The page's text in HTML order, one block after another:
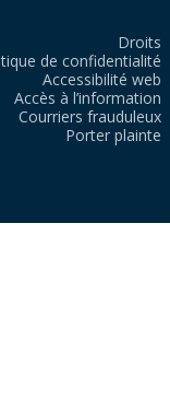
Droits
de confidentialité
Accessibilité web
Accès à l’information
Courriers frauduleux
Porter plainte